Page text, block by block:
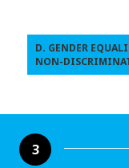
D. GENDER
NON-
3